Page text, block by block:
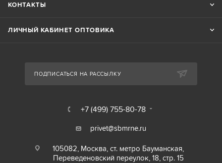
КОНТАКТЫ
ЛИЧНЫЙ КАБИНЕТ ОПТОВИКА
ПОДПИСАТЬСЯ НА РАССЫЛКУ
+7 (499) 755-80-78
privet@sbmrne.ru
105082, Москва, ст. метро Бауманская,
Переведеновский переулок, 18, стр. 15